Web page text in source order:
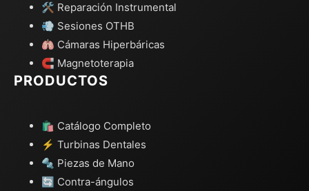
🛠️ Reparación Instrumental
💨 Sesiones OTHB
🫁 Cámaras Hiperbáricas
🧲 Magnetoterapia
PRODUCTOS
🛍️ Catálogo Completo
⚡ Turbinas Dentales
🔩 Piezas de Mano
🔄 Contra-ángulos